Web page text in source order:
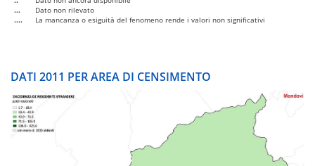
...
Dato non rilevato
....
La mancanza o esiguità del fenomeno rende i valori non significativi
DATI 2011 PER AREA DI CENSIMENTO